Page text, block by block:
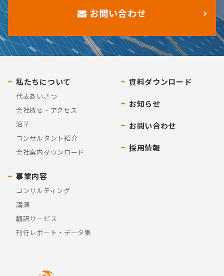
お問い合わせ
私たちについて
代表あいさつ
会社概要・アクセス
沿革
コンサルタント紹介
会社案内ダウンロード
事業内容
コンサルティング
講演
翻訳サービス
刊行レポート・データ集
資料ダウンロード
お知らせ
お問い合わせ
採用情報